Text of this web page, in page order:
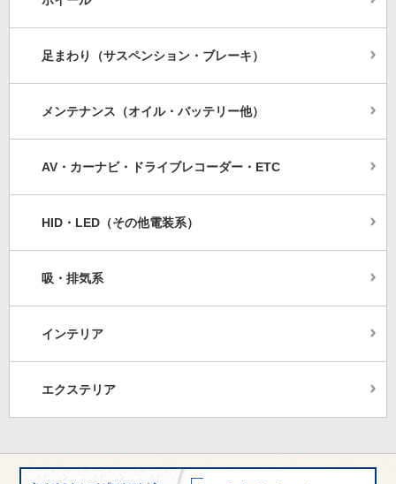
足まわり（サスペンション・ブレーキ）
メンテナンス（オイル・バッテリー他）
AV・カーナビ・ドライブレコーダー・ETC
HID・LED（その他電装系）
吸・排気系
インテリア
エクステリア